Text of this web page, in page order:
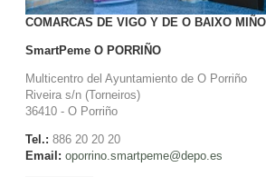
COMARCAS DE VIGO Y DE O BAIXO MIÑO
SmartPeme O PORRIÑO
Multicentro del Ayuntamiento de O Porriño
Riveira s/n (Torneiros)
36410 - O Porriño
Tel.: 886 20 20 20
Email: oporrino.smartpeme@depo.es